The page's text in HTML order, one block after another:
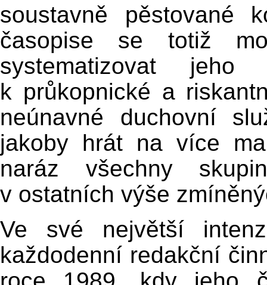
soustavně pěstované
časopise se totiž
systematizovat
k průkopnické a
neúnavné duchovní
jakoby hrát na více
naráz všechny
v ostatních výše
Ve své největší
každodenní redakční